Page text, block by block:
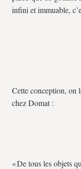
infini et immuable,
Cette conception, on
chez Domat :
« De tous les objets